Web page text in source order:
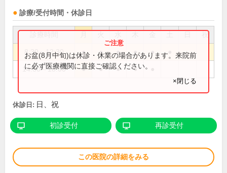
診療/受付時間・休診日
祝
8:30～12:30 ● ● ● ● ●
14:30～18:00 ● ● ● ●
お盆(8月中旬)は休診・休業の場合があります。来院前
に必ず医療機関に直接ご確認ください。
×閉じる
休診日: 日、祝
初診受付 再診受付
この医院の詳細をみる